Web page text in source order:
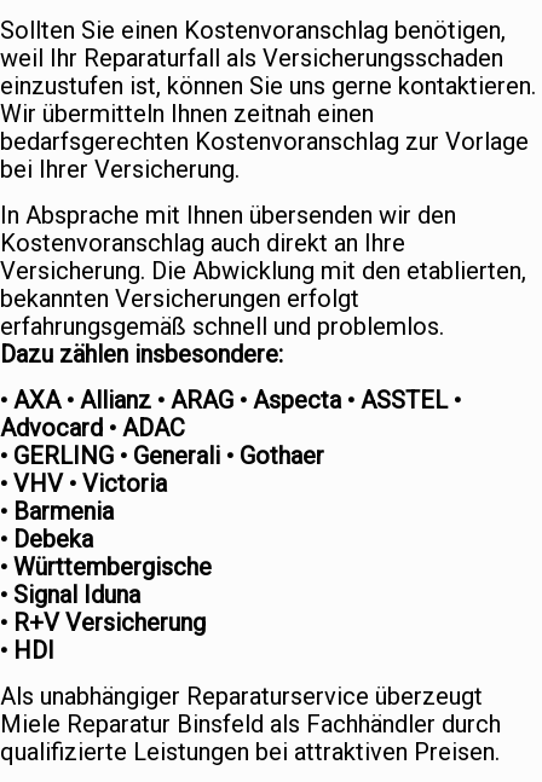
Sollten Sie einen Kostenvoranschlag benötigen,
weil Ihr Reparaturfall als Versicherungsschaden
einzustufen ist, können Sie uns gerne kontaktieren.
Wir übermitteln Ihnen zeitnah einen
bedarfsgerechten Kostenvoranschlag zur Vorlage
bei Ihrer Versicherung.
In Absprache mit Ihnen übersenden wir den
Kostenvoranschlag auch direkt an Ihre
Versicherung. Die Abwicklung mit den etablierten,
bekannten Versicherungen erfolgt
erfahrungsgemäß schnell und problemlos.
Dazu zählen insbesondere:
• AXA • Allianz • ARAG • Aspecta • ASSTEL •
Advocard • ADAC
• GERLING • Generali • Gothaer
• VHV • Victoria
• Barmenia
• Debeka
• Württembergische
• Signal Iduna
• R+V Versicherung
• HDI
Als unabhängiger Reparaturservice überzeugt
Miele Reparatur Binsfeld als Fachhändler durch
qualifizierte Leistungen bei attraktiven Preisen.